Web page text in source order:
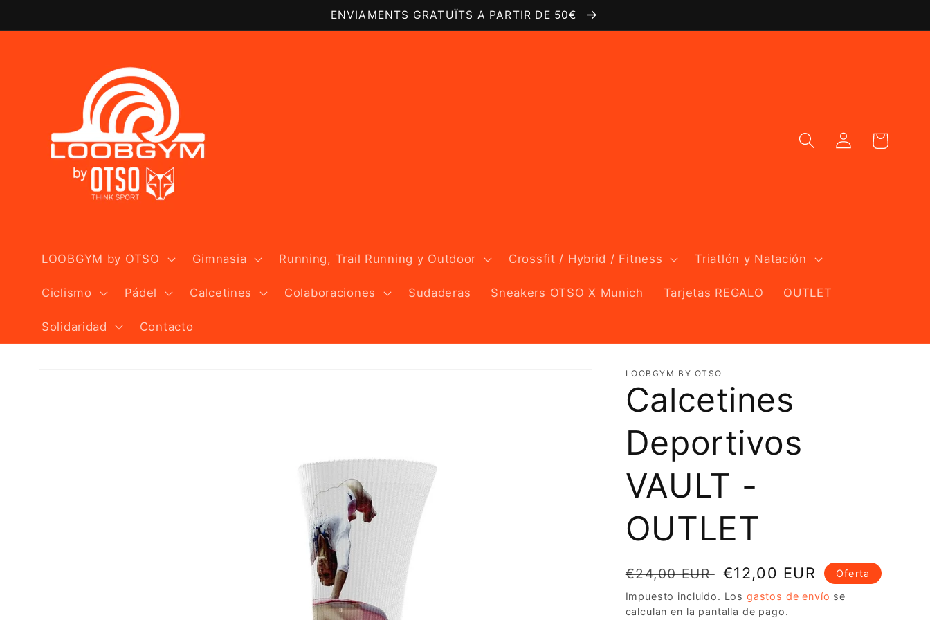
al contenido
ENVIAMENTS GRATUÏTS A PARTIR DE 50€
LOOBGYM by OTSO Gimnasia Running, Trail Running y Outdoor Crossfit / Hybrid / Fitness Triatlón y Natación
Ciclismo Pádel Calcetines Colaboraciones Sudaderas Sneakers OTSO X Munich Tarjetas REGALO OUTLET
Solidaridad Contacto
Iniciar
sesión
Carrito
LOOBGYM BY OTSO
Calcetines
Deportivos
VAULT -
OUTLET
Precio
habitual
€24,00 EUR Precio
de
oferta
€12,00 EUR
Oferta
Impuesto incluido. Los gastos de envío se
calculan en la pantalla de pago.